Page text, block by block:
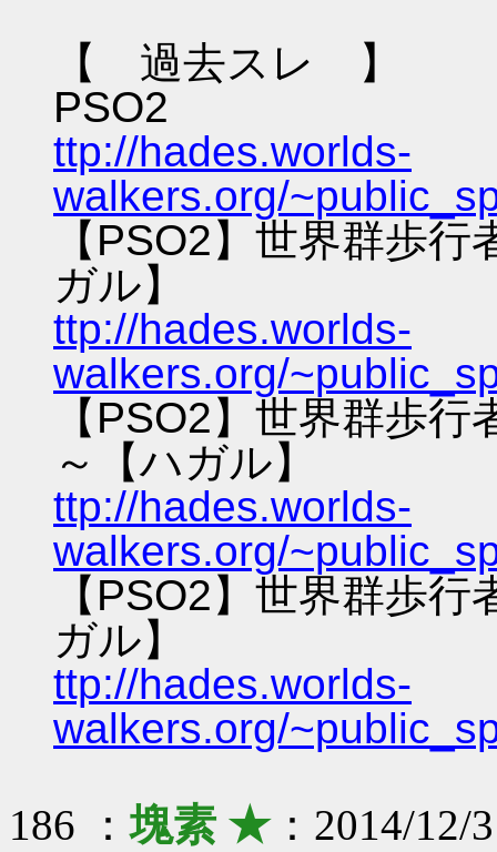
【 過去スレ 】
PSO2
ttp://hades.worlds-
walkers.org/
【PSO2】世界群歩
ガル】
ttp://hades.worlds-
walkers.org/
【PSO2】世界群歩
～【ハガル】
ttp://hades.worlds-
walkers.org/
【PSO2】世界群歩
ガル】
ttp://hades.worlds-
walkers.org/
186 ：塊素 ★：2014/12/